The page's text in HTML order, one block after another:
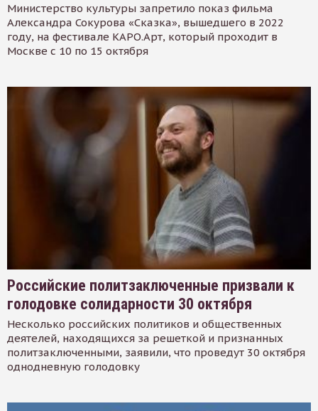
Министерство культуры запретило показ фильма
Александра Сокурова «Сказка», вышедшего в 2022
году, на фестивале КАРО.Арт, который проходит в
Москве с 10 по 15 октября
Российские политзаключенные призвали к
голодовке солидарности 30 октября
Несколько российских политиков и общественных
деятелей, находящихся за решеткой и признанных
политзаключенными, заявили, что проведут 30 октября
однодневную голодовку